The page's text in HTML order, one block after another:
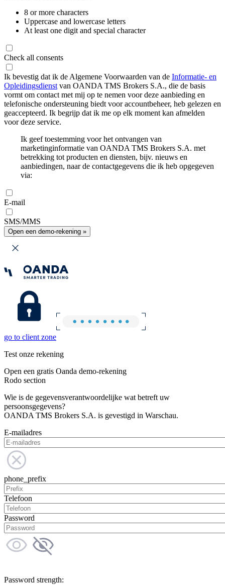
8 or more characters
Uppercase and lowercase letters
At least one digit and special character
Check all consents
Ik bevestig dat ik de Algemene Voorwaarden van de Informatie- en
Opleidingsdienst van OANDA TMS Brokers S.A., die de basis
vormt om contact met mij op te nemen voor deze aanbieding en
telefonische ondersteuning biedt voor accountbeheer, heb gelezen en
geaccepteerd. Ik begrijp dat ik me op elk moment kan afmelden
voor deze service.
Ik geef toestemming voor het ontvangen van
marketinginformatie van OANDA TMS Brokers S.A. met
betrekking tot producten en diensten, bijv. nieuws en
aanbiedingen, naar de contactgegevens die ik heb opgegeven
via:
E-mail
SMS/MMS
Open een demo-rekening »
go to client zone
Test onze rekening
Open een gratis Oanda demo-rekening
Rodo section
Wie is de gegevensverantwoordelijke wat betreft uw
persoonsgegevens?
OANDA TMS Brokers S.A. is gevestigd in Warschau.
E-mailadres
phone_prefix
Telefoon
Password
Password strength: